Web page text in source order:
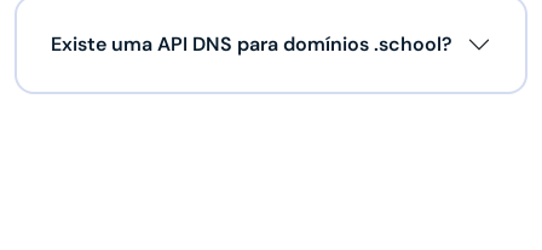
Existe uma API DNS para domínios .school?